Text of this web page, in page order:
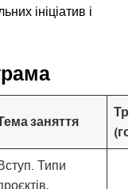
ініціатив і
заняття
Типи